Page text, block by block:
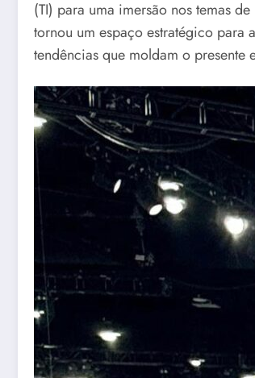
(TI) para uma imersão nos temas
tornou um espaço estratégico para
tendências que moldam o